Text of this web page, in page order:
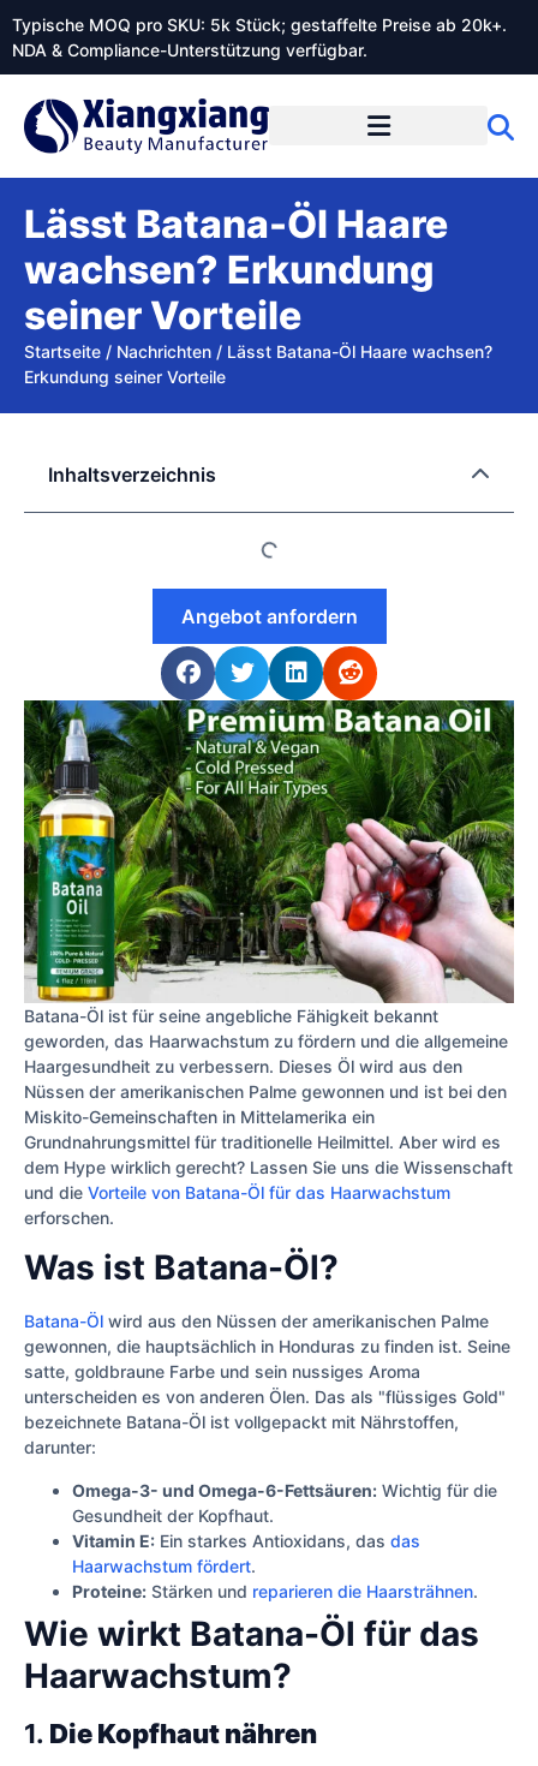
Typische MOQ pro SKU: 5k Stück; gestaffelte Preise ab 20k+.
NDA & Compliance-Unterstützung verfügbar.
Lässt Batana-Öl Haare
wachsen? Erkundung
seiner Vorteile
Startseite / Nachrichten / Lässt Batana-Öl Haare wachsen?
Erkundung seiner Vorteile
Batana-Öl ist für seine angebliche Fähigkeit bekannt
geworden, das Haarwachstum zu fördern und die allgemeine
Haargesundheit zu verbessern. Dieses Öl wird aus den
Nüssen der amerikanischen Palme gewonnen und ist bei den
Miskito-Gemeinschaften in Mittelamerika ein
Grundnahrungsmittel für traditionelle Heilmittel. Aber wird es
dem Hype wirklich gerecht? Lassen Sie uns die Wissenschaft
und die Vorteile von Batana-Öl für das Haarwachstum
erforschen.
Was ist Batana-Öl?
Batana-Öl wird aus den Nüssen der amerikanischen Palme
gewonnen, die hauptsächlich in Honduras zu finden ist. Seine
satte, goldbraune Farbe und sein nussiges Aroma
unterscheiden es von anderen Ölen. Das als "flüssiges Gold"
bezeichnete Batana-Öl ist vollgepackt mit Nährstoffen,
darunter:
Omega-3- und Omega-6-Fettsäuren: Wichtig für die
Gesundheit der Kopfhaut.
Vitamin E: Ein starkes Antioxidans, das das
Haarwachstum fördert.
Proteine: Stärken und reparieren die Haarsträhnen.
Wie wirkt Batana-Öl für das
Haarwachstum?
1. Die Kopfhaut nähren
Inhaltsverzeichnis
Angebot anfordern